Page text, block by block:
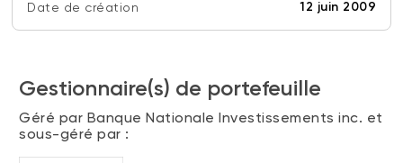
Portefeuilles FNB BNI
PLACEMENTS ALTERNATIFS
CONNEXION REQUISE
Date de création 12 juin 2009
Gestionnaire(s) de portefeuille
Géré par Banque Nationale Investissements inc. et
sous-géré par :